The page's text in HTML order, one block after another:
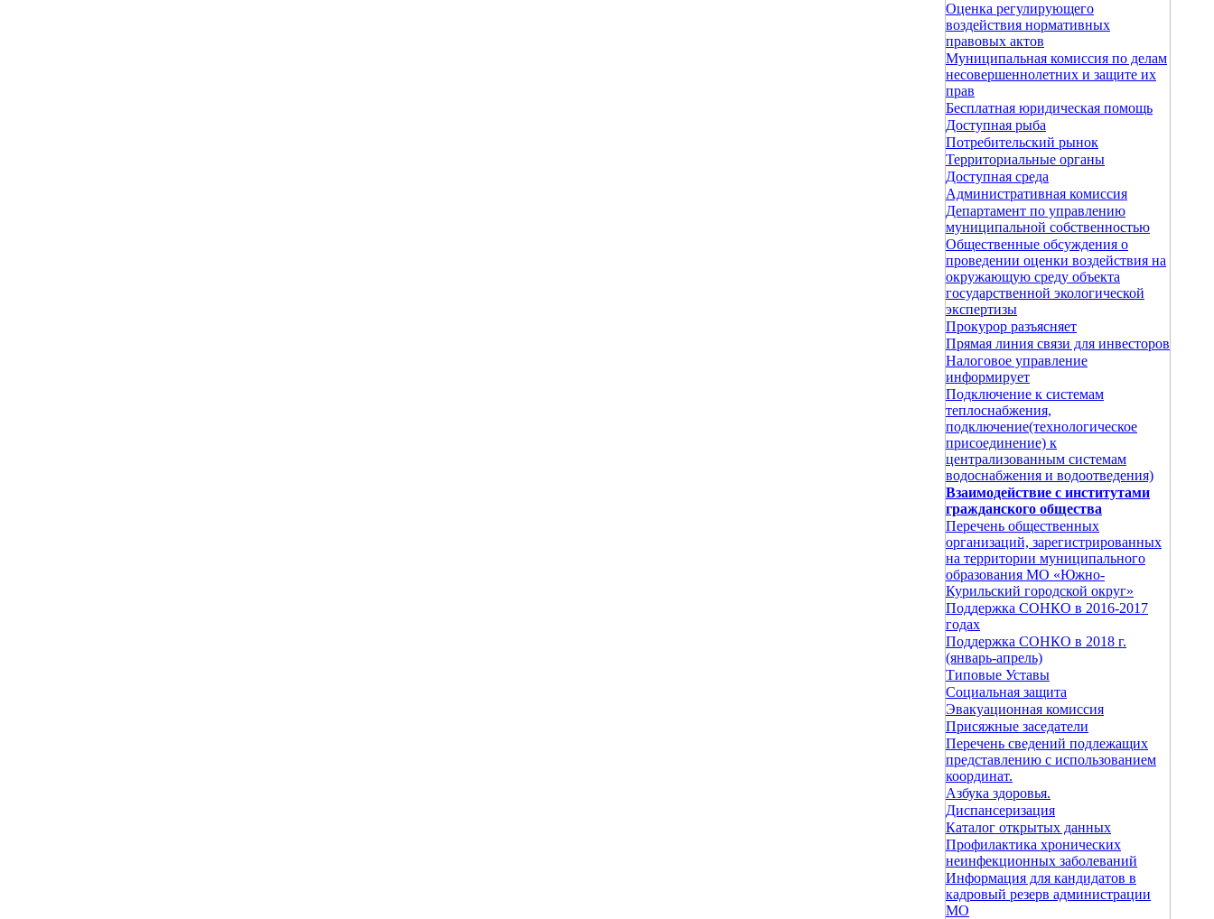
Оценка регулирующего
воздействия нормативных
правовых актов
Муниципальная комиссия по делам
несовершеннолетних и защите их
прав
Бесплатная юридическая помощь
Доступная рыба
Потребительский рынок
Территориальные органы
Доступная среда
Административная комиссия
Департамент по управлению
муниципальной собственностью
Общественные обсуждения о
проведении оценки воздействия на
окружающую среду объекта
государственной экологической
экспертизы
Прокурор разъясняет
Прямая линия связи для инвесторов
Налоговое управление
информирует
Подключение к системам
теплоснабжения,
подключение(технологическое
присоединение) к
централизованным системам
водоснабжения и водоотведения)
Взаимодействие с институтами
гражданского общества
Перечень общественных
организаций, зарегистрированных
на территории муниципального
образования МО «Южно-
Курильский городской округ»
Поддержка СОНКО в 2016-2017
годах
Поддержка СОНКО в 2018 г.
(январь-апрель)
Типовые Уставы
Социальная защита
Эвакуационная комиссия
Присяжные заседатели
Перечень сведений подлежащих
представлению с использованием
координат.
Азбука здоровья.
Диспансеризация
Каталог открытых данных
Профилактика хронических
неинфекционных заболеваний
Информация для кандидатов в
кадровый резерв администрации
МО